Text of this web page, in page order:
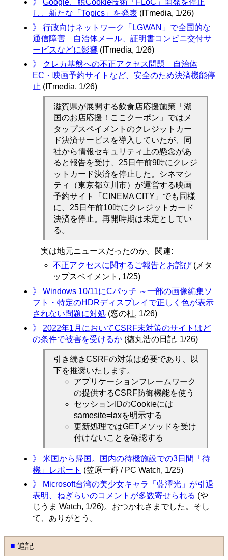
し、新たな「Topics」を発表 (ITmedia, 1/26)
》
行政向けネットワーク「LGWAN」で全国的な
通信障害 自治体メール、証明書コンビニ交付サ
ービスなどに影響 (ITmedia, 1/26)
》
クレカ基盤への不正アクセス問題 自治体
EC・映画予約サイトなど、安全のため決済機能停
止 (ITmedia, 1/26)
滋賀県が展開する飲食店応援施策「湖
国のお店応援！ここクーポン」ではメ
タップスペイメントのクレジットカー
ド決済サービスを導入していたが、同
社から情報セキュリティ上の懸念があ
ると報告を受け、25日午前9時にクレジ
ットカード決済を停止した。シネマシ
ティ（東京都立川市）が運営する映画
予約サイト「CINEMA CITY」でも同様
に、25日午前10時にクレジットカード
決済を停止。再開時期は未定としてい
る。
実は地元ニュースだったのか。関連:
不正アクセスに関するご報告とお詫び(メタ
ップスペイメント, 1/25)
》
Windows 10/11にCパッチ ～一部の画像編集ソ
フト・特定のHDRディスプレイで正しく色が表示
されない問題に対処 (窓の杜, 1/26)
》
2022年1月においてCSRF未対策のサイトはど
の条件で被害を受けるか (徳丸浩の日記, 1/26)
引き続きCSRFの対策は必要であり、以
下を推奨いたします。
アプリケーションフレームワーク
の提供するCSRF防御機能を使う
セッションIDのCookieには
samesite=laxを明示する
更新処理ではGETメソッドを受け
付けないことを確認する
》
米国から帰国。国内の待機施設での3日間「待
機」レポート (笠原一輝 / PC Watch, 1/25)
》
Microsoft台湾の美少女キャラ「藍澤光」が引退
表明、ねぎらいのコメントが多数寄せられる (や
じうま Watch, 1/26)。おつかれさまでした。そし
て、ありがとう。
■ 追記